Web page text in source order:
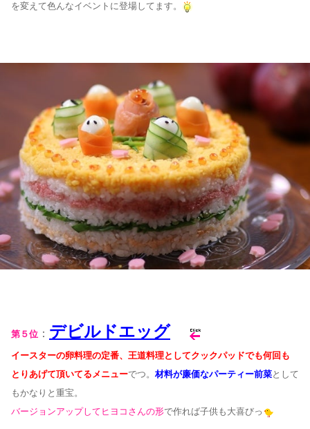
を変えて色んなイベントに登場してます。
第５位 ： デビルドエッグ
イースターの卵料理の定番、王道料理としてクックパッドでも何回も
とりあげて頂いてるメニューでつ。 材料が廉価なパーティー前菜として
もかなりと重宝。
バージョンアップしてヒヨコさんの形で作れば子供も大喜びっ